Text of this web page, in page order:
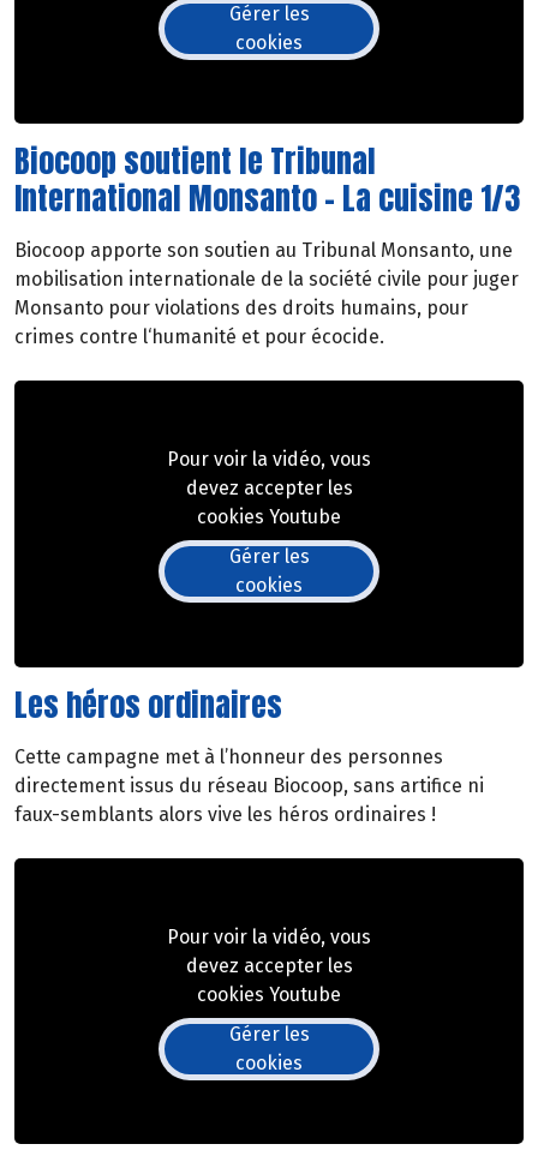
Gérer les
cookies
Biocoop soutient le Tribunal
International Monsanto - La cuisine 1/3
Biocoop apporte son soutien au Tribunal Monsanto, une
mobilisation internationale de la société civile pour juger
Monsanto pour violations des droits humains, pour
crimes contre l‘humanité et pour écocide.
Pour voir la vidéo, vous
devez accepter les
cookies Youtube
Gérer les
cookies
Les héros ordinaires
Cette campagne met à l’honneur des personnes
directement issus du réseau Biocoop, sans artifice ni
faux-semblants alors vive les héros ordinaires !
Pour voir la vidéo, vous
devez accepter les
cookies Youtube
Gérer les
cookies